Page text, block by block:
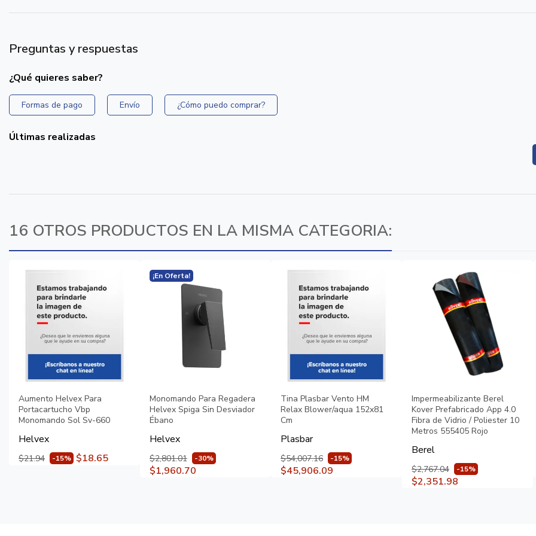
Preguntas y respuestas
¿Qué quieres saber?
Formas de pago Envío ¿Cómo puedo comprar?
Últimas realizadas
16 OTROS PRODUCTOS EN LA MISMA CATEGORIA:
Aumento Helvex Para
Portacartucho Vbp
Monomando Sol Sv-660
Helvex
$21.94 -15% $18.65
¡En Oferta!
Monomando Para Regadera
Helvex Spiga Sin Desviador
Ébano
Helvex
$2,801.01 -30%
$1,960.70
Tina Plasbar Vento HM
Relax Blower/aqua 152x81
Cm
Plasbar
$54,007.16 -15%
$45,906.09
Impermeabilizante Berel
Kover Prefabricado App 4.0
Fibra de Vidrio / Poliester 10
Metros 555405 Rojo
Berel
$2,767.04 -15%
$2,351.98